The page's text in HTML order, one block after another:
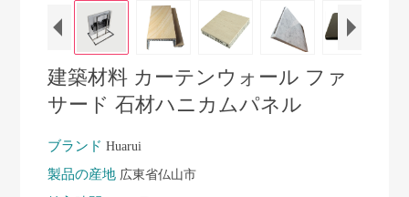
建築材料 カーテンウォール ファ
サード 石材ハニカムパネル
ブランドHuarui
製品の産地 広東省仏山市